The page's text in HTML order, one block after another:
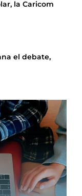
la Caricom
el debate,